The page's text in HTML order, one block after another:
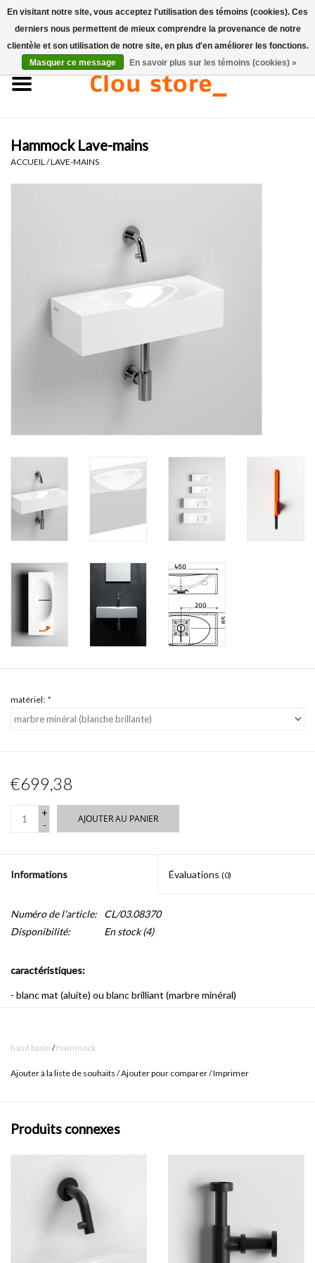
Accueil
Ensembles de lave-mains
Lave-mains
Meubles
Accessoires de salle de bain
Hammock Lave-mains
ACCUEIL /LAVE-MAINS
matériel: *
€699,38
+
-
AJOUTER AU PANIER
Informations Évaluations (0)
Numéro de l'article:
CL/03.08370
Disponibilité:
En stock(4)
caractéristiques:
- blanc mat (aluite) ou blanc brilliant (marbre minéral)
- avec bonde / trop-plein intégrée
- connexion pour siphon à la norme (1 1/4 ")
hand basin /Hammock
Ajouter à la liste de souhaits /Ajouter pour comparer/Imprimer
Produits connexes
En visitant notre site, vous acceptez l'utilisation des témoins (cookies). Ces
derniers nous permettent de mieux comprendre la provenance de notre
clientèle et son utilisation de notre site, en plus d'en améliorer les fonctions.
Masquer ce message
En savoir plus sur les témoins (cookies) »